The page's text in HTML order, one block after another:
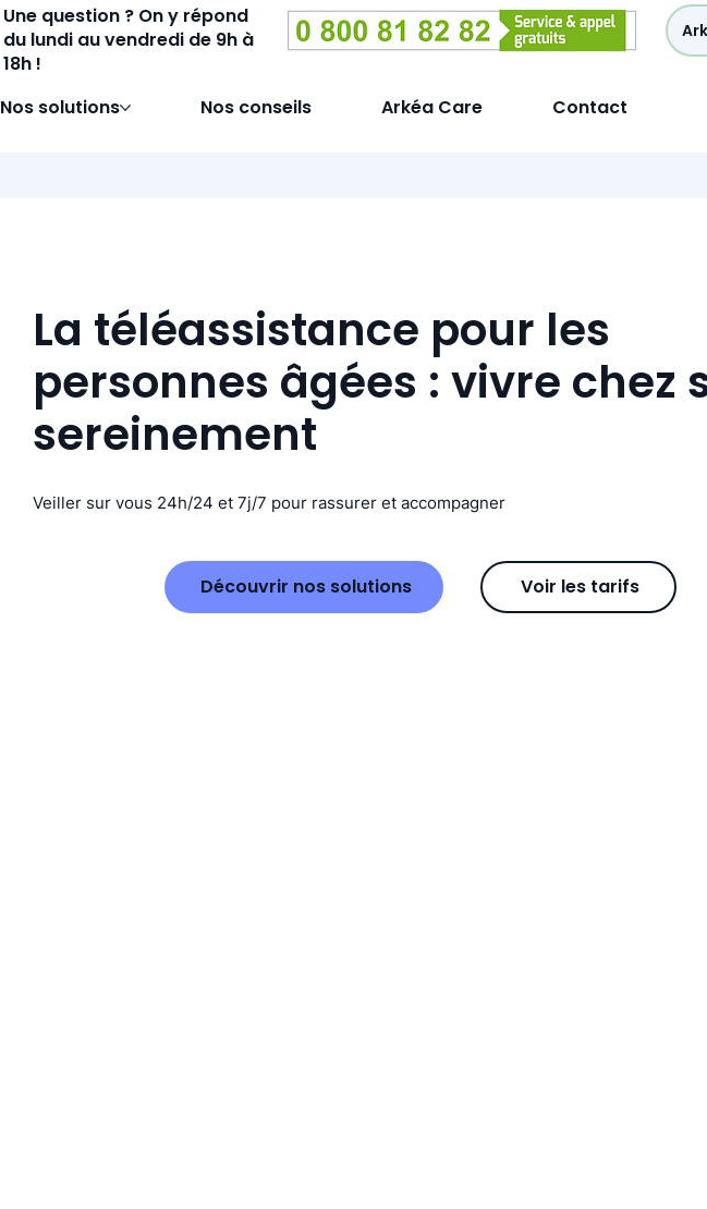
Une question ? On y répond
du lundi au vendredi de 9h à
18h !
Nos solutions Nos conseils Arkéa Care Contact
La téléassistance pour les
personnes âgées : vivre chez
sereinement
Veiller sur vous 24h/24 et 7j/7 pour rassurer et accompagner
Découvrir nos solutions Voir les tarifs